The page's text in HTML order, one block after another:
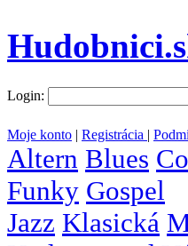
Login:
Moje konto | Registrácia |
Altern Blues
Funky Gospel
Jazz Klasická